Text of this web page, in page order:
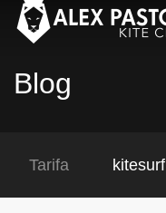
Blog
Tarifa kitesurf